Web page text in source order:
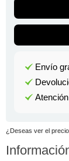
Envío
¿Deseas ver el